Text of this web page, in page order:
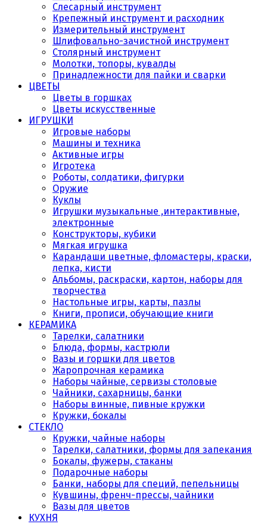
Слесарный инструмент
Крепежный инструмент и расходник
Измерительный инструмент
Шлифовально-зачистной инструмент
Столярный инструмент
Молотки, топоры, кувалды
Принадлежности для пайки и сварки
ЦВЕТЫ
Цветы в горшках
Цветы искусственные
ИГРУШКИ
Игровые наборы
Машины и техника
Активные игры
Игротека
Роботы, солдатики, фигурки
Оружие
Куклы
Игрушки музыкальные ,интерактивные,
электронные
Конструкторы, кубики
Мягкая игрушка
Карандаши цветные, фломастеры, краски,
лепка, кисти
Альбомы, раскраски, картон, наборы для
творчества
Настольные игры, карты, пазлы
Книги, прописи, обучающие книги
КЕРАМИКА
Тарелки, салатники
Блюда, формы, кастрюли
Вазы и горшки для цветов
Жаропрочная керамика
Наборы чайные, сервизы столовые
Чайники, сахарницы, банки
Наборы винные, пивные кружки
Кружки, бокалы
СТЕКЛО
Кружки, чайные наборы
Тарелки, салатники, формы для запекания
Бокалы, фужеры, стаканы
Подарочные наборы
Банки, наборы для специй, пепельницы
Кувшины, френч-прессы, чайники
Вазы для цветов
КУХНЯ